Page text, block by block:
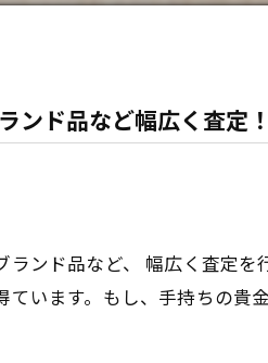
ンド品など幅広く査定
ランド品など、 幅広く査定
ています。もし、手持ちの貴